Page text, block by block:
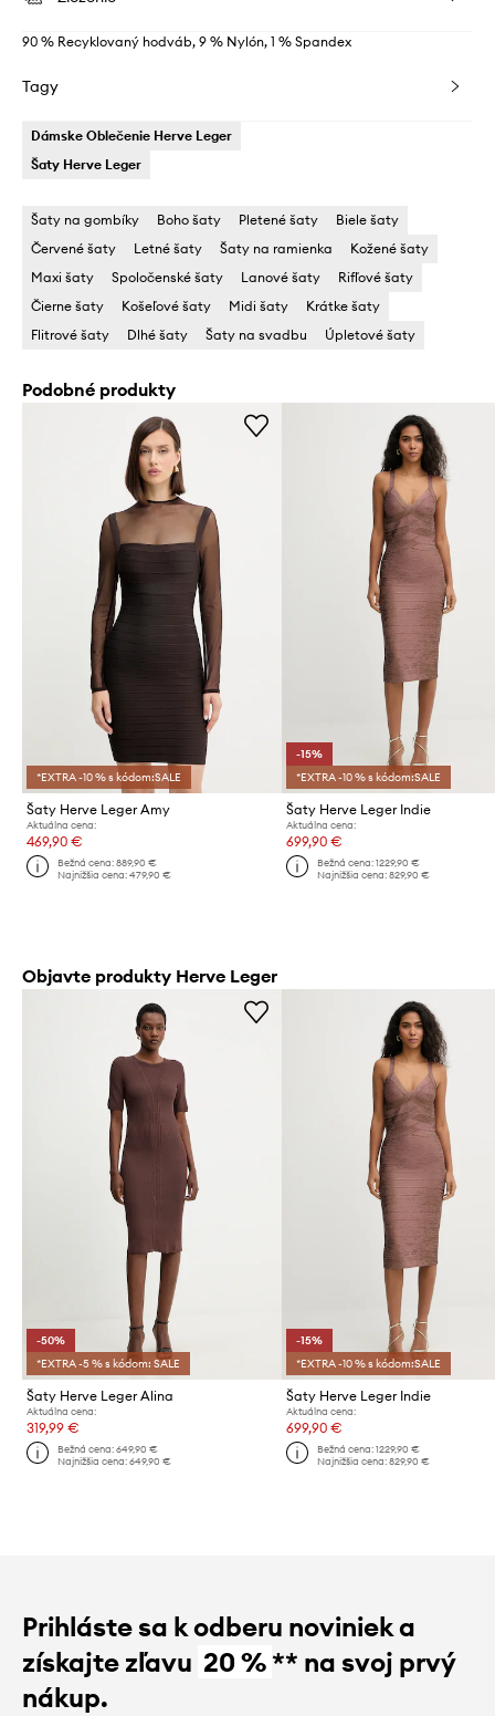
90 % Recyklovaný hodváb, 9 % Nylón, 1 % Spandex
Tagy
Dámske Oblečenie Herve Leger
Šaty Herve Leger
Šaty na gombíky Boho šaty Pletené šaty
Biele šaty
Červené šaty
Letné šaty Šaty na ramienka
Kožené šaty
Maxi šaty
Spoločenské šaty Lanové šaty
Rifľové šaty
Čierne šaty
Košeľové šaty Midi šaty
Krátke šaty
Flitrové šaty
Dlhé šaty Šaty na svadbu Úpletové šaty
Podobné produkty
*EXTRA -10 % s kódom:SALE
Šaty Herve Leger Amy
Aktuálna cena:
469,90 €
Bežná cena:889,90 €
Najnižšia cena:479,90 €
-15%
*EXTRA -10 % s kódom:SALE
Šaty Herve Leger Indie
Aktuálna cena:
699,90 €
Bežná cena: 1229,90 €
Najnižšia cena: 829,90 €
Objavte produkty Herve Leger
-50%
*EXTRA -5 % s kódom: SALE
Šaty Herve Leger Alina
Aktuálna cena:
319,99 €
Bežná cena:649,90 €
Najnižšia cena:649,90 €
-15%
*EXTRA -10 % s kódom:SALE
Šaty Herve Leger Indie
Aktuálna cena:
699,90 €
Bežná cena: 1229,90 €
Najnižšia cena: 829,90 €
Prihláste sa k odberu noviniek a
získajte zľavu 20 %** na svoj prvý
nákup.